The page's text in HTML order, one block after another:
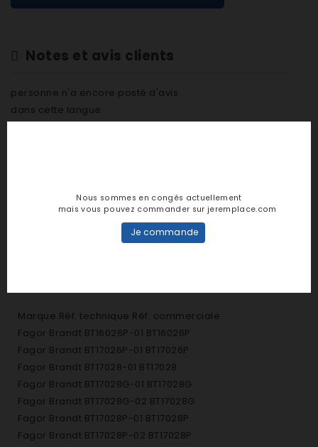
Notes et avis clients
personne n'a encore posté d'avis
dans cette langue
DESCRIPTION
Marque Réf. technique Réf. commerciale
Fagor Brandt BT16026P-01 BT16026P
Fagor Brandt BT17026P-01 BT17026P
Fagor Brandt BT17028-01 BT17028
Fagor Brandt BT17028G-01 BT17028G
Fagor Brandt BT17028G-02 BT17028G
Fagor Brandt BT17028P-01 BT17028P
Fagor Brandt BT17028P-02 BT17028P
Nous sommes en congés actuellement
mais vous pouvez commander sur jeremplace.com
Je commande